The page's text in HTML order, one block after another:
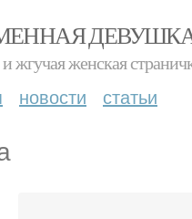
жгучая женская
новости статьи